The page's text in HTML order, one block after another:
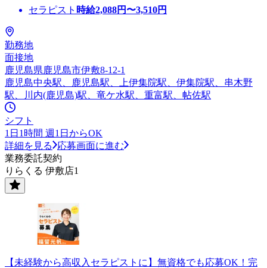
セラピスト 時給2,088円〜3,510円
勤務地
面接地
鹿児島県鹿児島市伊敷8-12-1
鹿児島中央駅、鹿児島駅、上伊集院駅、伊集院駅、串木野
駅、川内(鹿児島)駅、竜ケ水駅、重富駅、帖佐駅
シフト
1日1時間 週1日からOK
詳細を見る
応募画面に進む
業務委託契約
りらくる 伊敷店1
【未経験から高収入セラピストに】無資格でも応募OK！完